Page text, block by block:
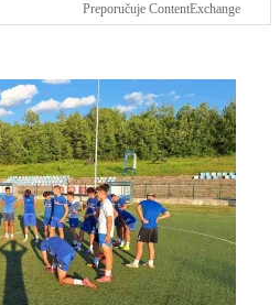
Zekić nakon razočaranja u
Zmajice u Mostaru počele
pripreme za Mediteranske
igre